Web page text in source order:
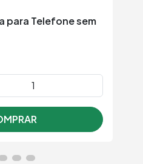
para Telefone sem